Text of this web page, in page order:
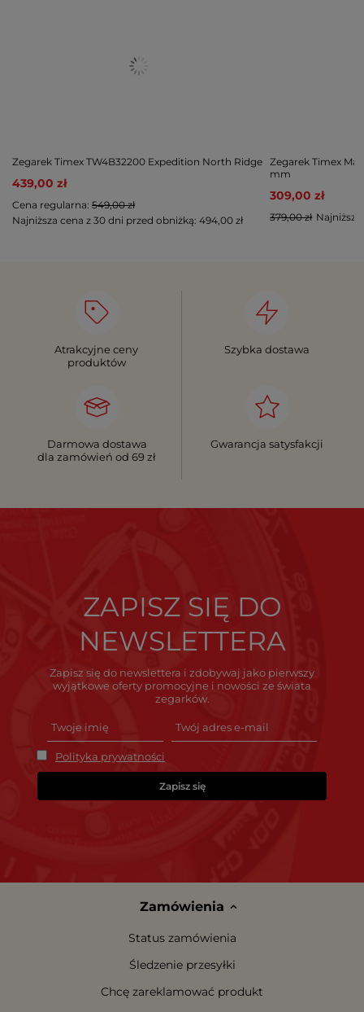
Zegarek Timex TW4B32200 Expedition North Ridge
Cena regularna: 549,00 zł
439,00 zł
Najniższa cena z 30 dni przed obniżką: 494,00 zł
Zegarek Timex
mm
379,00 zł
309,00 zł
Atrakcyjne ceny
produktów
Szybka dostawa
Darmowa dostawa
dla zamówień od 69 zł
Gwarancja satysfakcji
ZAPISZ SIĘ DO
NEWSLETTERA
Zapisz się do newslettera i zdobywaj jako pierwszy
wyjątkowe oferty promocyjne i nowości ze świata
zegarków.
Polityka prywatności
Zapisz się
Zamówienia
Status zamówienia
Śledzenie przesyłki
Chcę zareklamować produkt